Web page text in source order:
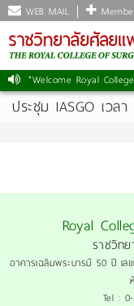
WEB MAIL
"Welcome Royal
ประชุม IASGO เวล
Royal
ราชวิท
อาคารเฉลิมพระบารมี 50 ปี เ
Tel :